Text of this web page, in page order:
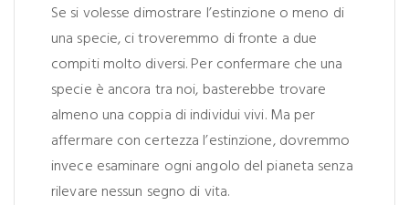
Se si volesse dimostrare l’estinzione o meno di
una specie, ci troveremmo di fronte a due
compiti molto diversi. Per confermare che una
specie è ancora tra noi, basterebbe trovare
almeno una coppia di individui vivi. Ma per
affermare con certezza l’estinzione, dovremmo
invece esaminare ogni angolo del pianeta senza
rilevare nessun segno di vita.